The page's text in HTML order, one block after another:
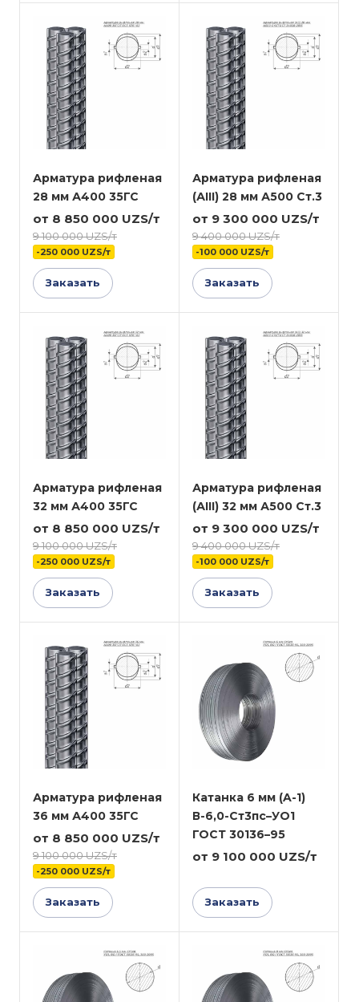
Арматура рифленая
28 мм А400 35ГС
от 8 850 000 UZS/т
9 100 000 UZS/т
-250 000 UZS/т
Заказать
Арматура рифленая
(АIII) 28 мм А500 Ст.3
от 9 300 000 UZS/т
9 400 000 UZS/т
-100 000 UZS/т
Заказать
Арматура рифленая
32 мм А400 35ГС
от 8 850 000 UZS/т
9 100 000 UZS/т
-250 000 UZS/т
Заказать
Арматура рифленая
(АIII) 32 мм А500 Ст.3
от 9 300 000 UZS/т
9 400 000 UZS/т
-100 000 UZS/т
Заказать
Арматура рифленая
36 мм А400 35ГС
от 8 850 000 UZS/т
9 100 000 UZS/т
-250 000 UZS/т
Заказать
Катанка 6 мм (A-1)
В-6,0-Ст3пс–УО1
ГОСТ 30136–95
от 9 100 000 UZS/т
Заказать